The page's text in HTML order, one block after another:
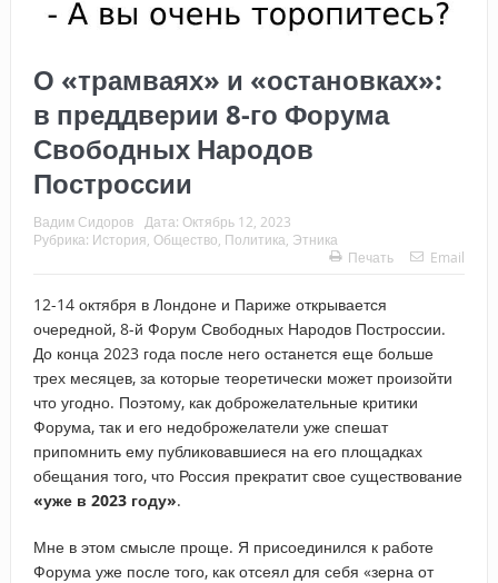
О «трамваях» и «остановках»:
в преддверии 8-го Форума
Свободных Народов
Построссии
Вадим Сидоров Дата: Октябрь 12, 2023
Рубрика: История Общество Политика Этника
Печать
Email
12-14 октября в Лондоне и Париже открывается
очередной, 8-й Форум Свободных Народов Построссии.
До конца 2023 года после него останется еще больше
трех месяцев, за которые теоретически может произойти
что угодно. Поэтому, как доброжелательные критики
Форума, так и его недоброжелатели уже спешат
припомнить ему публиковавшиеся на его площадках
обещания того, что Россия прекратит свое существование
«уже в 2023 году».
Мне в этом смысле проще. Я присоединился к работе
Форума уже после того, как отсеял для себя «зерна от